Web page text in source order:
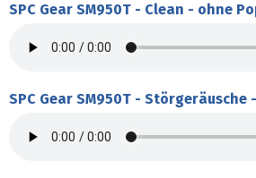
SPC Gear SM950T - Clean - ohne
SPC Gear SM950T - Störgeräusche